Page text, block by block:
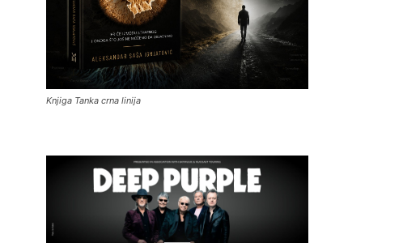
Knjiga Tanka crna linija